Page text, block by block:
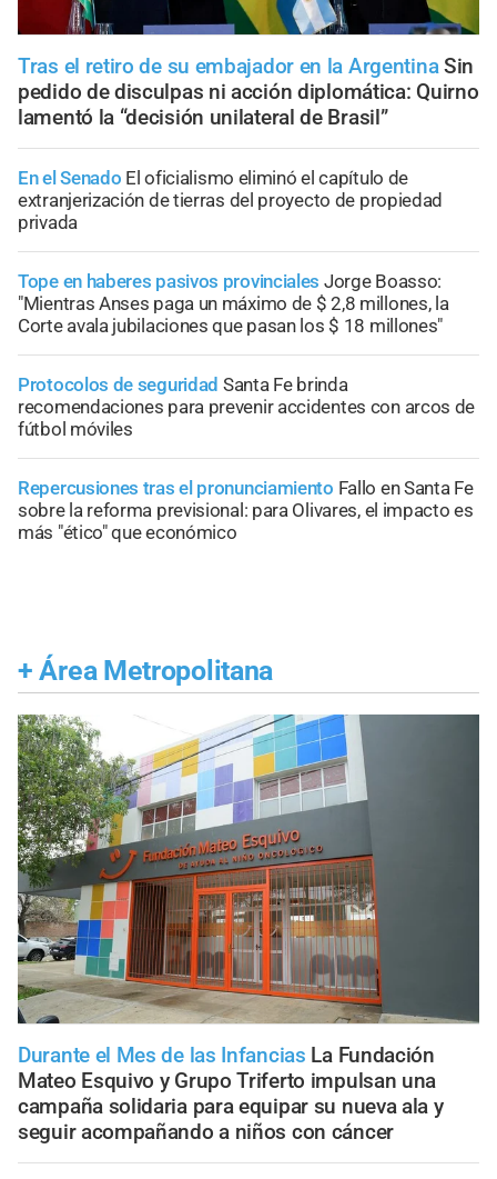
Tras el retiro de su embajador en la Argentina Sin
pedido de disculpas ni acción diplomática: Quirno
lamentó la “decisión unilateral de Brasil”
En el Senado El oficialismo eliminó el capítulo de
extranjerización de tierras del proyecto de propiedad
privada
Tope en haberes pasivos provinciales Jorge Boasso:
"Mientras Anses paga un máximo de $ 2,8 millones, la
Corte avala jubilaciones que pasan los $ 18 millones"
Protocolos de seguridad Santa Fe brinda
recomendaciones para prevenir accidentes con arcos de
fútbol móviles
Repercusiones tras el pronunciamiento Fallo en Santa Fe
sobre la reforma previsional: para Olivares, el impacto es
más "ético" que económico
+ Área Metropolitana
Durante el Mes de las Infancias La Fundación
Mateo Esquivo y Grupo Triferto impulsan una
campaña solidaria para equipar su nueva ala y
seguir acompañando a niños con cáncer